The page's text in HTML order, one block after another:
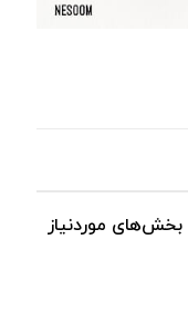
بخش‌های موردنیاز